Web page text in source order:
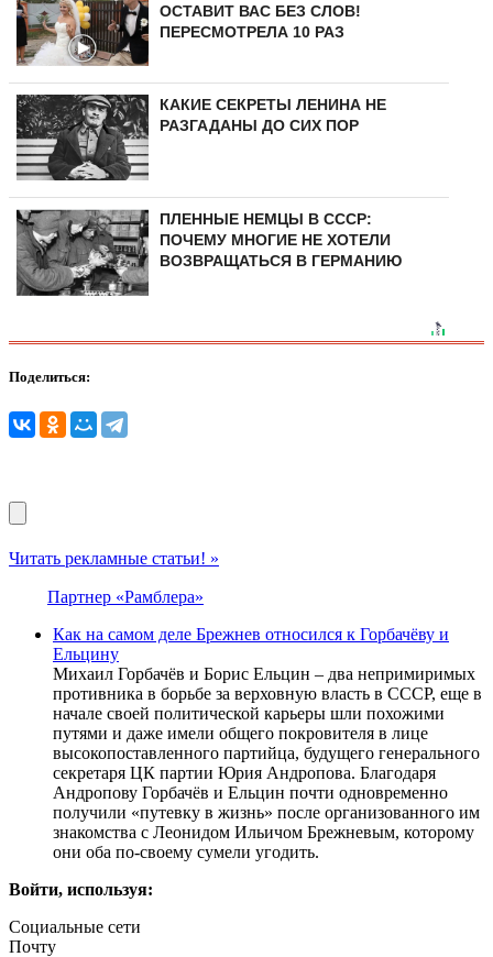
ОСТАВИТ ВАС БЕЗ СЛОВ!
ПЕРЕСМОТРЕЛА 10 РАЗ
КАКИЕ СЕКРЕТЫ ЛЕНИНА НЕ
РАЗГАДАНЫ ДО СИХ ПОР
ПЛЕННЫЕ НЕМЦЫ В СССР:
ПОЧЕМУ МНОГИЕ НЕ ХОТЕЛИ
ВОЗВРАЩАТЬСЯ В ГЕРМАНИЮ
Поделиться:
Читать рекламные статьи! »
Партнер «Рамблера»
Как на самом деле Брежнев относился к Горбачёву и
Ельцину
Михаил Горбачёв и Борис Ельцин – два непримиримых
противника в борьбе за верховную власть в СССР, еще в
начале своей политической карьеры шли похожими
путями и даже имели общего покровителя в лице
высокопоставленного партийца, будущего генерального
секретаря ЦК партии Юрия Андропова. Благодаря
Андропову Горбачёв и Ельцин почти одновременно
получили «путевку в жизнь» после организованного им
знакомства с Леонидом Ильичом Брежневым, которому
они оба по-своему сумели угодить.
Войти, используя:
Социальные сети
Почту